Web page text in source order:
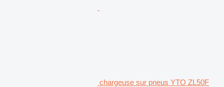
chargeuse sur pneus YTO ZL50F